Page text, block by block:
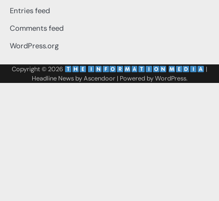
Entries feed
Comments feed
WordPress.org
Copyright © 2026
|
Headline News byAscendoor| Powered byWordPress.